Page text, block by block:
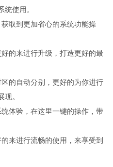
使用。
取到更加省心的系统功能操
的来进行升级，打造更好的最
的自动分别，更好的为你进行
。
体验，在这里一键的操作，带
来进行流畅的使用，来享受到